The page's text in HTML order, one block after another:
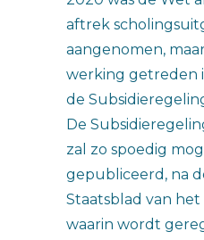
aftrek
aangenomen,
werking getreden
de
De
zal zo spoedig
gepubliceerd, na
Staatsblad van
waarin wordt